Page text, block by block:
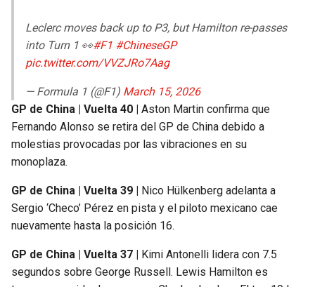
Leclerc moves back up to P3, but Hamilton re-passes
into Turn 1 👀#F1 #ChineseGP
pic.twitter.com/VVZJRo7Aag
— Formula 1 (@F1) March 15, 2026
GP de China | Vuelta 40 |
Aston Martin confirma que
Fernando Alonso se retira del GP de China debido a
molestias provocadas por las vibraciones en su
monoplaza.
GP de China | Vuelta 39 |
Nico Hülkenberg adelanta a
Sergio ‘Checo’ Pérez en pista y el piloto mexicano cae
nuevamente hasta la posición 16.
GP de China | Vuelta 37 |
Kimi Antonelli lidera con 7.5
segundos sobre George Russell. Lewis Hamilton es